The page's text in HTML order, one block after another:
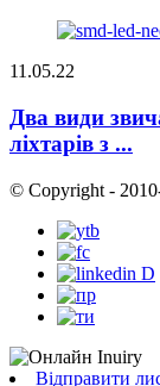
11.05.22
Два види
ліхтарів з ...
© Copyright -
Відправити